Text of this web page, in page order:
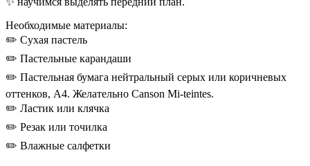
Необходимые материалы:
✏️ Сухая пастель
✏️ Пастельные карандаши
✏️ Пастельная бумага нейтральный серых или коричневых
оттенков, А4. Желательно Canson Mi-teintes.
✏️ Ластик или клячка
✏️ Резак или точилка
✏️ Влажные салфетки